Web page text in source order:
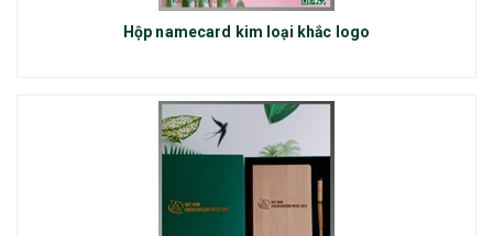
Hộp namecard kim loại khắc logo